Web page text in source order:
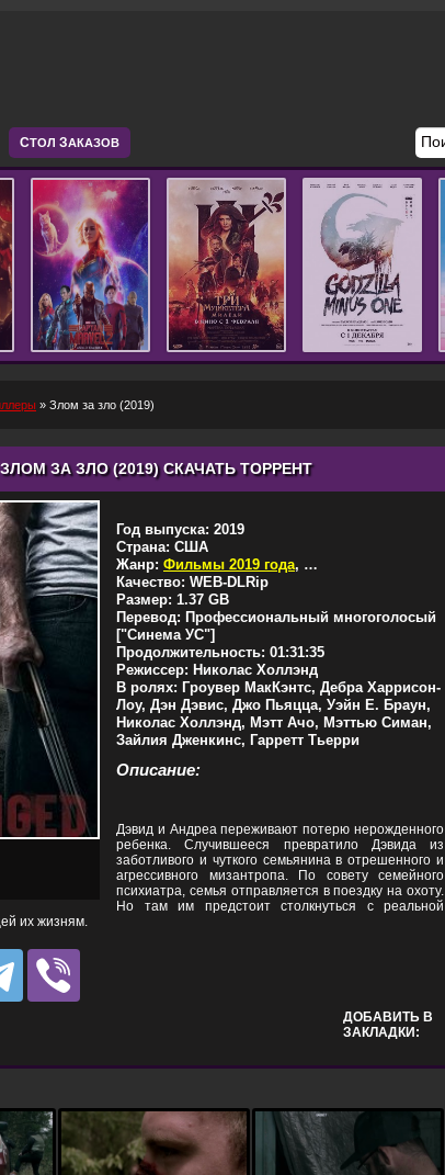
СТОЛ ЗАКАЗОВ
» Злом за зло (2019)
ЗЛОМ ЗА ЗЛО (2019) СКАЧАТЬ ТОРРЕНТ
Год выпуска: 2019
Страна: США
Жанр: Фильмы 2019 года, Триллеры
Качество: WEB-DLRip
Размер: 1.37 GB
Перевод: Профессиональный многоголосый
["Синема УС"]
Продолжительность: 01:31:35
Режиссер: Николас Холлэнд
В ролях: Гроувер МакКэнтс, Дебра Харрисон-
Лоу, Дэн Дэвис, Джо Пьяцца, Уэйн Е. Браун,
Николас Холлэнд, Мэтт Ачо, Мэттью Симан,
Зайлия Дженкинс, Гарретт Тьерри
Описание:
Дэвид и Андреа переживают потерю нерожденного
ребенка. Случившееся превратило Дэвида из
заботливого и чуткого семьянина в отрешенного и
агрессивного мизантропа. По совету семейного
психиатра, семья отправляется в поездку на охоту.
Но там им предстоит столкнуться с реальной
их жизням.
ДОБАВИТЬ В
ЗАКЛАДКИ: